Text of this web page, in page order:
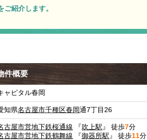
ご紹介します。
件概要
ャピタル春岡
知県名古屋市千種区春岡通7丁目26
古屋市営地下鉄桜通線 『吹上駅 』 徒歩7分
古屋市営地下鉄鶴舞線 『御器所駅 』 徒歩11分